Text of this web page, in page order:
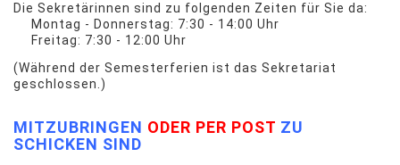
Die Sekretärinnen sind zu folgenden Zeiten für Sie da:
Montag - Donnerstag: 7:30 - 14:00 Uhr
Freitag: 7:30 - 12:00 Uhr
(Während der Semesterferien ist das Sekretariat
geschlossen.)
MITZUBRINGEN ODER PER POST ZU
SCHICKEN SIND